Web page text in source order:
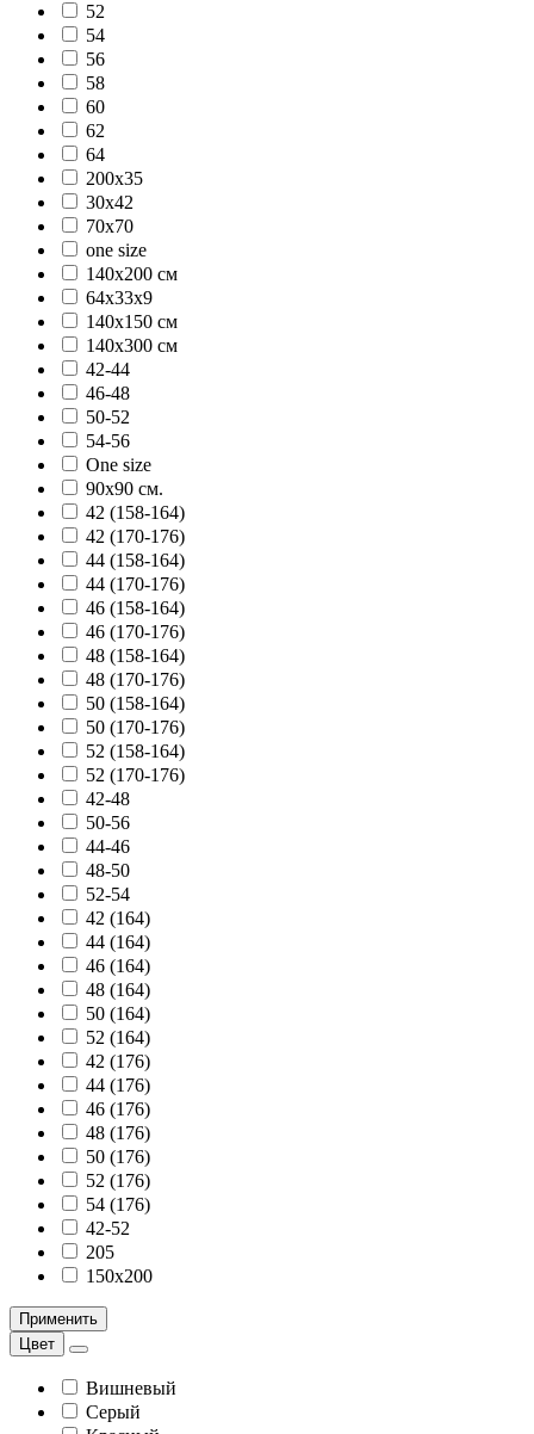
52
54
56
58
60
62
64
200x35
30х42
70х70
one size
140х200 см
64х33х9
140х150 см
140х300 см
42-44
46-48
50-52
54-56
One size
90х90 см.
42 (158-164)
42 (170-176)
44 (158-164)
44 (170-176)
46 (158-164)
46 (170-176)
48 (158-164)
48 (170-176)
50 (158-164)
50 (170-176)
52 (158-164)
52 (170-176)
42-48
50-56
44-46
48-50
52-54
42 (164)
44 (164)
46 (164)
48 (164)
50 (164)
52 (164)
42 (176)
44 (176)
46 (176)
48 (176)
50 (176)
52 (176)
54 (176)
42-52
205
150х200
Применить
Цвет
Вишневый
Серый